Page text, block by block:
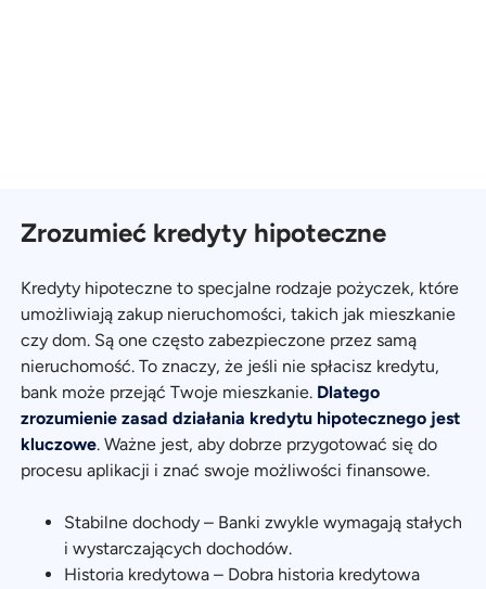
Zrozumieć kredyty hipoteczne
Kredyty hipoteczne to specjalne rodzaje pożyczek, które
umożliwiają zakup nieruchomości, takich jak mieszkanie
czy dom. Są one często zabezpieczone przez samą
nieruchomość. To znaczy, że jeśli nie spłacisz kredytu,
bank może przejąć Twoje mieszkanie. Dlatego
zrozumienie zasad działania kredytu hipotecznego jest
kluczowe. Ważne jest, aby dobrze przygotować się do
procesu aplikacji i znać swoje możliwości finansowe.
Stabilne dochody – Banki zwykle wymagają stałych
i wystarczających dochodów.
Historia kredytowa – Dobra historia kredytowa